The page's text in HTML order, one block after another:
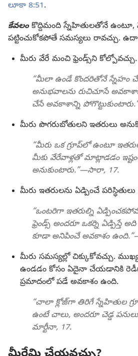
లూకా 8:51.
కేవలంకొద్దిమంది స్నేహితులతోనే ఉంటూ,
పట్టించుకోకపోతే సమస్యలు రావచ్చు.
మీరు వేరే మంచి ఫ్రెండ్స్‌ని కోల్పోవచ్చు.
“మీలా ఉండే కొందరితోనే స్నేహం
అనుభవాలను రుచిచూసే
చేసే అవకాశాన్ని
మీరు పొగరుబోతులని ఇతరులు
“మీరు ఒక గ్రూప్‌లో ఉంటూ
మీకు వేరేవాళ్లతో మాట్లాడడం
అనుకుంటారు.”—సారా, 17.
మీరు ఇతరులను ఏడ్పించే పరిస్థితులు
“ఒంటరిగా ఇతరుల్ని
ఫ్రెండ్స్‌ అందరూ ఒకర్ని ఏడ్పిస్తే
కూడా అనిపించే అవకాశం
మీరు సమస్యల్లో చిక్కుకోవచ్చు.
ఉండడం కోసం ఏదైనా చేయడానికి
ప్రమాదంలో పడే అవకాశం ఉంది.
“చాలా క్లోజ్‌గా తిరిగే స్నేహితుల
ఉంటే చాలు, అందరూ చెడ్డ
మార్టీనా, 17.